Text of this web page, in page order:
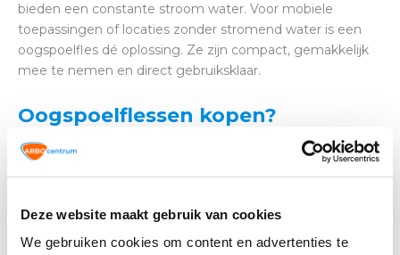
Deze website maakt gebruik van cookies
We gebruiken cookies om content en advertenties te
bieden een constante stroom water. Voor mobiele
toepassingen of locaties zonder stromend water is een
oogspoelfles dé oplossing. Ze zijn compact, gemakkelijk
mee te nemen en direct gebruiksklaar.
Oogspoelflessen kopen?
BijARBO winkel
vind je een breed assortiment
oogspoelflessen van hoge kwaliteit, geschikt voor diverse
laboratoria. Bestel eenvoudig online of bezoek onze
fysieke winkel in Ede.